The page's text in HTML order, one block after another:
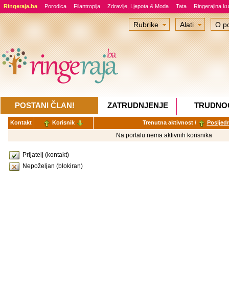
Ringeraja.ba Porodica Filantropija Zdravlje, Ljepota & Moda Tata Ringerajina
Kontakt Korisnik Trenutna aktivnost /
Na portalu nema aktivnih korisnika
Prijatelj (kontakt)
Nepoželjan (blokiran)
Rubrike Alati O
POSTANI ČLAN! ZATRUDNJENJE